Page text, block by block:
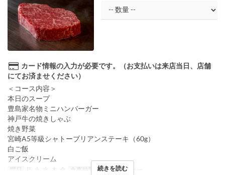
カード情報の入力が必要です。（お支払いは来店当日、店舗
にてお済ませください）
＜コース内容＞
本日のスープ
豊島家名物ミニハンバーガー
神戸牛の焼きしゃぶ
焼き野菜
宮崎A5等級シャトーブリアンステーキ（60g）
白ご飯
アイスクリーム
曜日 月, 火, 水, 木, 金 食事時間 ランチ, ディナー
続きを読む